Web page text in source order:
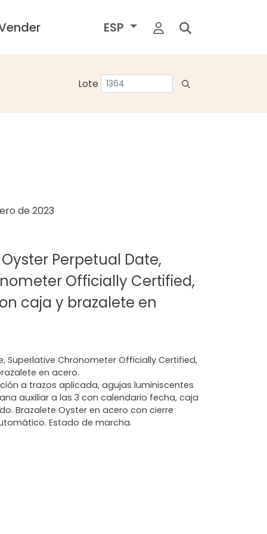
ESP
Lote
de 2023
Oyster Perpetual Date,
Officially Certified,
caja y brazalete en
Superlative Chronometer Officially Certified,
en acero.
a trazos aplicada, agujas luminiscentes
auxiliar a las 3 con calendario fecha, caja
Brazalete Oyster en acero con cierre
Estado de marcha.